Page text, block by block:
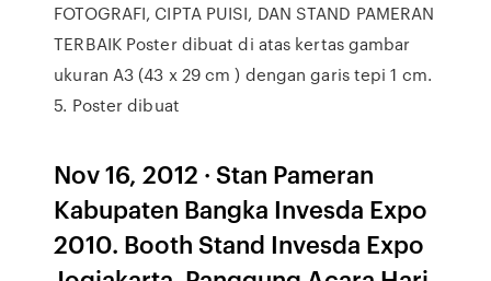
FOTOGRAFI, CIPTA PUISI, DAN STAND PAMERAN
TERBAIK Poster dibuat di atas kertas gambar
ukuran A3 (43 x 29 cm ) dengan garis tepi 1 cm.
5. Poster dibuat
Nov 16, 2012 · Stan Pameran
Kabupaten Bangka Invesda Expo
2010. Booth Stand Invesda Expo